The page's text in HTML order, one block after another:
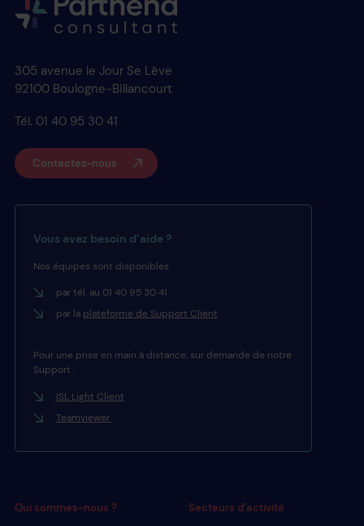
305 avenue le Jour Se Lève
92100 Boulogne-Billancourt
Tél. 01 40 95 30 41
Contactez-nous
Vous avez besoin d’aide ?
Nos équipes sont disponibles
par tél. au 01 40 95 30 41
par la plateforme de Support Client
Pour une prise en main à distance, sur demande de notre
Support :
ISL Light Client
Teamviewer
Qui sommes-nous ? Secteurs d’activité